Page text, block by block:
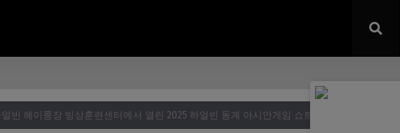
빈 헤이룽장 빙상훈련센터에서 열린 2025 하얼빈 동계 아시안게임 쇼트트랙 남자